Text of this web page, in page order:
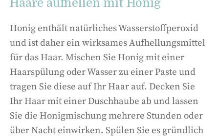
Haare aufhellen mit Honig
Honig enthält natürliches Wasserstoffperoxid
und ist daher ein wirksames Aufhellungsmittel
für das Haar. Mischen Sie Honig mit einer
Haarspülung oder Wasser zu einer Paste und
tragen Sie diese auf Ihr Haar auf. Decken Sie
Ihr Haar mit einer Duschhaube ab und lassen
Sie die Honigmischung mehrere Stunden oder
über Nacht einwirken. Spülen Sie es gründlich